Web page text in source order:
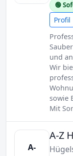
🟢
Profil
und
Wir
sowie
Mit
A-
A-Z